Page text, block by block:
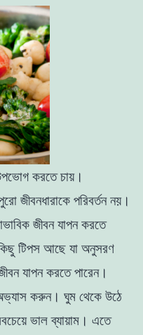
করতে চায়।
জীবনধারাকে পরিবর্তন নয়।
জীবন যাপন করতে
টিপস আছে যা অনুসরণ
যাপন করতে পারেন।
করুন। ঘুম থেকে উঠে
ভাল ব্যায়াম। এতে